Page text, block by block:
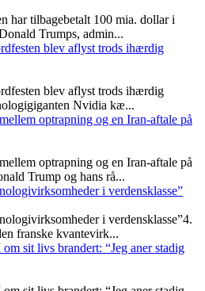
har tilbagebetalt 100 mia. dollar i
Trumps, admin...
blev aflyst trods ihærdig
blev aflyst trods ihærdig
Nvidia kæ...
optrapning og en Iran-aftale på
optrapning og en Iran-aftale på
Trump og hans rå...
i verdensklasse”
i verdensklasse”4.
franske kvantevirk...
sit livs brandert: “Jeg aner stadig